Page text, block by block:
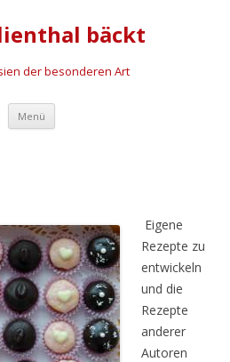
bäckt
der besonderen Art
Menü Zum
springen
Eigene
Rezepte zu
entwickeln
und die
Rezepte
anderer
Autoren